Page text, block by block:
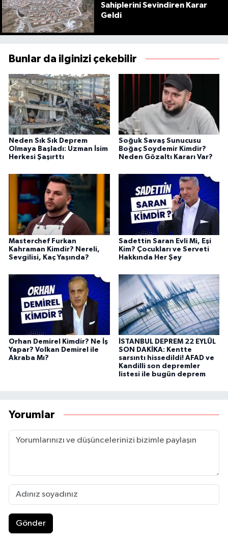
Sahiplerini Sevindiren Karar
Geldi
Bunlar da ilginizi çekebilir
Neden Sık Sık Deprem
Olmaya Başladı: Uzman İsim
Herkesi Şaşırttı
Soğuk Savaş Sunucusu
Boğaç Soydemir Kimdir?
Neden Gözaltı Kararı Var?
Masterchef Furkan
Kahraman Kimdir? Nereli,
Sevgilisi, Kaç Yaşında?
Sadettin Saran Evli Mi, Eşi
Kim? Çocukları ve Serveti
Hakkında Her Şey
Orhan Demirel Kimdir? Ne İş
Yapar? Volkan Demirel ile
Akraba Mı?
İSTANBUL DEPREM 22 EYLÜL
SON DAKİKA: Kentte
sarsıntı hissedildi! AFAD ve
Kandilli son depremler
listesi ile bugün deprem
Yorumlar
Gönder